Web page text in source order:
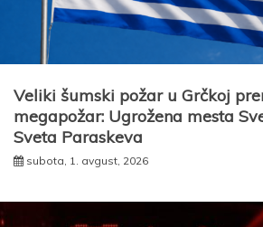
Veliki šumski požar u Grčkoj
megapožar: Ugrožena mesta
Sveta Paraskeva
subota, 1. avgust, 2026